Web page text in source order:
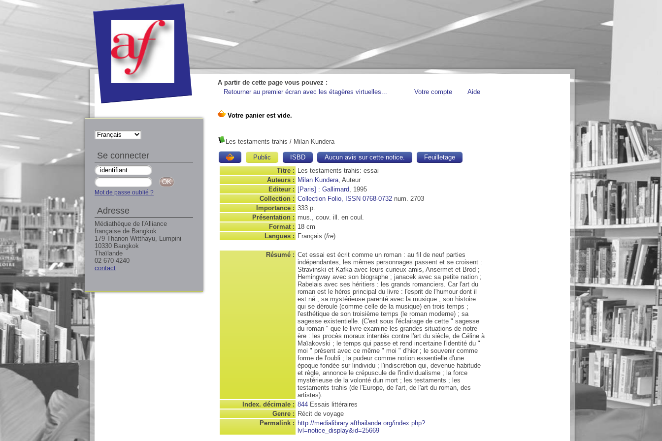
A partir de cette page vous pouvez :
Retourner au premier écran avec les étagères virtuelles...
Votre compte Aide
Les testaments trahis / Milan Kundera
Public ISBD Aucun avis sur cette notice.
Feuilletage
Titre : Les testaments trahis: essai
Auteurs : Milan Kundera, Auteur
Editeur : [Paris] : Gallimard, 1995
Collection : Collection Folio, ISSN 0768-0732 num. 2703
Importance : 333 p.
Présentation : mus., couv. ill. en coul.
Format : 18 cm
Langues : Français (fre)
Résumé : Cet essai est écrit comme un roman : au fil de neuf parties
indépendantes, les mêmes personnages passent et se croisent :
Stravinski et Kafka avec leurs curieux amis, Ansermet et Brod ;
Hemingway avec son biographe ; janacek avec sa petite nation ;
Rabelais avec ses héritiers : les grands romanciers. Car l'art du
roman est le héros principal du livre : l'esprit de l'humour dont il
est né ; sa mystérieuse parenté avec la musique ; son histoire
qui se déroule (comme celle de la musique) en trois temps ;
l'esthétique de son troisième temps (le roman moderne) ; sa
sagesse existentielle. (C'est sous l'éclairage de cette " sagesse
du roman " que le livre examine les grandes situations de notre
ère : les procès moraux intentés contre l'art du siècle, de Céline à
Maïakovski ; le temps qui passe et rend incertaine l'identité du "
moi " présent avec ce même " moi " d'hier ; le souvenir comme
forme de l'oubli ; la pudeur comme notion essentielle d'une
époque fondée sur lindividu ; l'indiscrétion qui, devenue habitude
et règle, annonce le crépuscule de l'individualisme ; la force
mystérieuse de la volonté dun mort ; les testaments ; les
testaments trahis (de l'Europe, de l'art, de l'art du roman, des
artistes).
Index. décimale : 844 Essais littéraires
Genre : Récit de voyage
Permalink : http://medialibrary.afthailande.org/index.php?
lvl=notice_display&id=25669
Se connecter
Mot de passe oublié ?
Adresse
Médiathèque de l'Alliance
française de Bangkok
179 Thanon Witthayu, Lumpini
10330 Bangkok
Thaïlande
02 670 4240
contact